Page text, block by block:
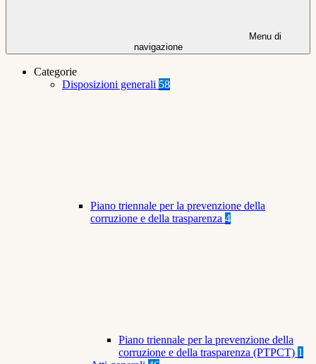
Menu di
navigazione
Categorie
Disposizioni generali 58
Piano triennale per la prevenzione della
corruzione e della trasparenza 4
Piano triennale per la prevenzione della
corruzione e della trasparenza (PTPCT) 1